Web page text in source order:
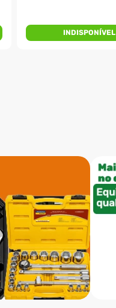
INDISPONÍVEL